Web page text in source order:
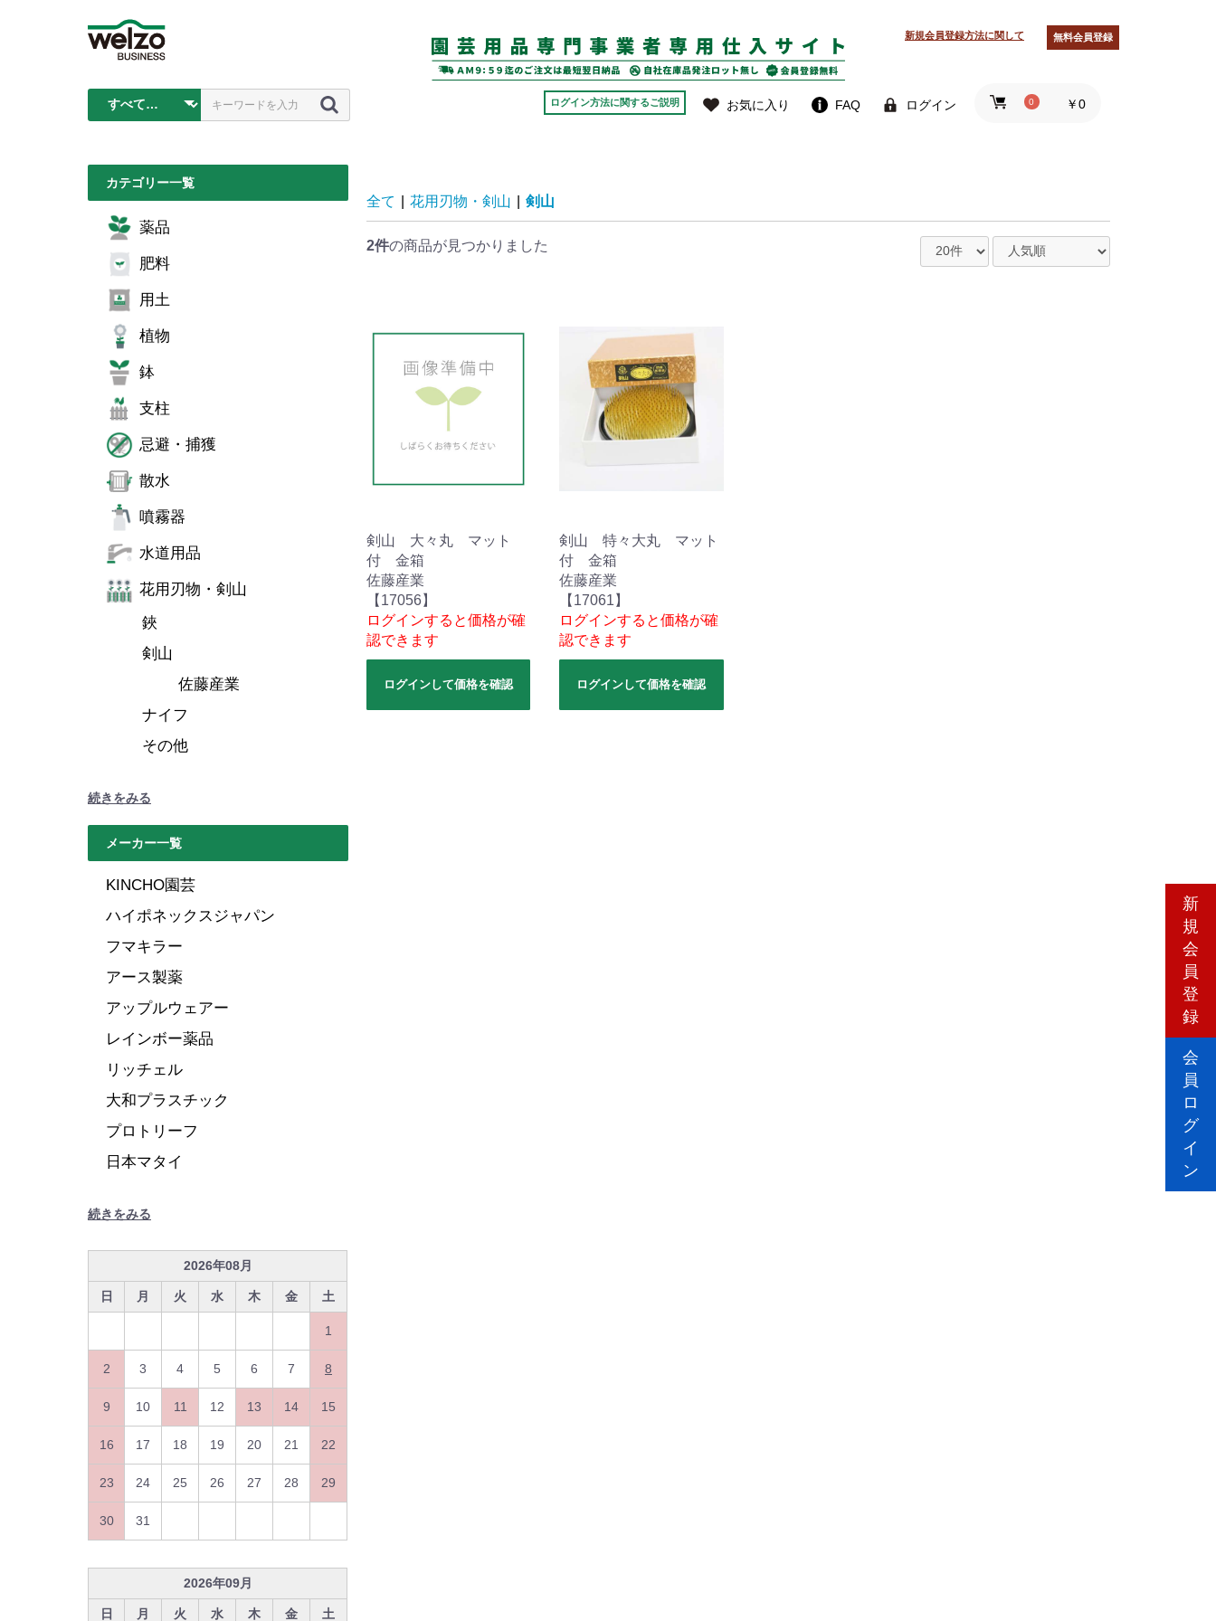
新規会員登録方法に関して 無料会員登録
ログイン方法に関するご説明 お気に入り FAQ ログイン 0 ￥0
カテゴリー一覧
薬品
肥料
用土
植物
鉢
支柱
忌避・捕獲
散水
噴霧器
水道用品
花用刃物・剣山
鋏
剣山
佐藤産業
ナイフ
その他
続きをみる
メーカー一覧
KINCHO園芸
ハイポネックスジャパン
フマキラー
アース製薬
アップルウェアー
レインボー薬品
リッチェル
大和プラスチック
プロトリーフ
日本マタイ
続きをみる
2026年08月
日 月 火 水 木 金 土
1
2 3 4 5 6 7 8
9 10 11 12 13 14 15
16 17 18 19 20 21 22
23 24 25 26 27 28 29
30 31
2026年09月
日 月 火 水 木 金 土
全て 花用刃物・剣山 剣山
2件の商品が見つかりました
剣山 大々丸 マット
付 金箱
佐藤産業
【17056】
ログインすると価格が確
認できます
ログインして価格を確認
剣山 特々大丸 マット
付 金箱
佐藤産業
【17061】
ログインすると価格が確
認できます
ログインして価格を確認
新
規
会
員
登
録
会
員
ロ
グ
イ
ン